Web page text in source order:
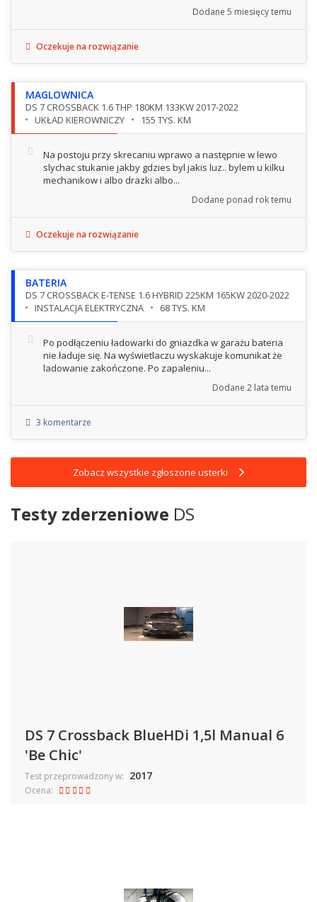
Dodane 5 miesięcy temu
Oczekuje na rozwiązanie
MAGLOWNICA
DS 7 CROSSBACK 1.6 THP 180KM 133KW 2017-2022
UKŁAD KIEROWNICZY
155 TYS. KM
Na postoju przy skrecaniu wprawo a następnie w lewo
slychac stukanie jakby gdzies byl jakis luz.. bylem u kilku
mechanikow i albo drazki albo...
Dodane ponad rok temu
Oczekuje na rozwiązanie
BATERIA
DS 7 CROSSBACK E-TENSE 1.6 HYBRID 225KM 165KW 2020-2022
INSTALACJA ELEKTRYCZNA
68 TYS. KM
Po podłączeniu ładowarki do gniazdka w garażu bateria
nie ładuje się. Na wyświetlaczu wyskakuje komunikat że
ladowanie zakończone. Po zapaleniu...
Dodane 2 lata temu
3 komentarze
Zobacz wszystkie zgłoszone usterki
Testy zderzeniowe DS
DS 7 Crossback BlueHDi 1,5l Manual 6
'Be Chic'
Test przeprowadzony w: 2017
Ocena: